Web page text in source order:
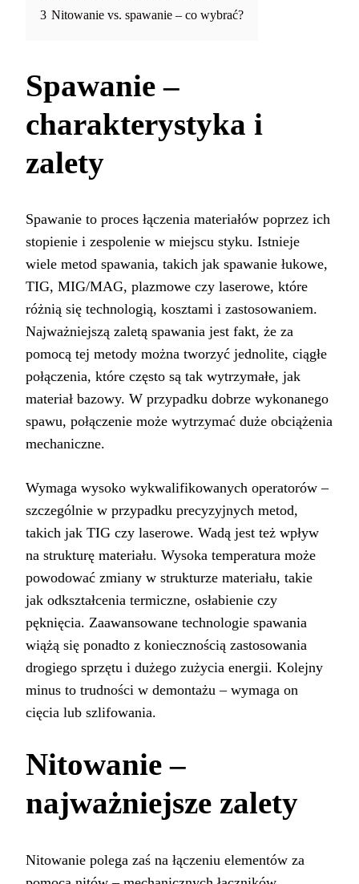
3 Nitowanie vs. spawanie – co wybrać?
Spawanie –
charakterystyka i
zalety
Spawanie to proces łączenia materiałów poprzez ich
stopienie i zespolenie w miejscu styku. Istnieje
wiele metod spawania, takich jak spawanie łukowe,
TIG, MIG/MAG, plazmowe czy laserowe, które
różnią się technologią, kosztami i zastosowaniem.
Najważniejszą zaletą spawania jest fakt, że za
pomocą tej metody można tworzyć jednolite, ciągłe
połączenia, które często są tak wytrzymałe, jak
materiał bazowy. W przypadku dobrze wykonanego
spawu, połączenie może wytrzymać duże obciążenia
mechaniczne.
Wymaga wysoko wykwalifikowanych operatorów –
szczególnie w przypadku precyzyjnych metod,
takich jak TIG czy laserowe. Wadą jest też wpływ
na strukturę materiału. Wysoka temperatura może
powodować zmiany w strukturze materiału, takie
jak odkształcenia termiczne, osłabienie czy
pęknięcia. Zaawansowane technologie spawania
wiążą się ponadto z koniecznością zastosowania
drogiego sprzętu i dużego zużycia energii. Kolejny
minus to trudności w demontażu – wymaga on
cięcia lub szlifowania.
Nitowanie –
najważniejsze zalety
Nitowanie polega zaś na łączeniu elementów za